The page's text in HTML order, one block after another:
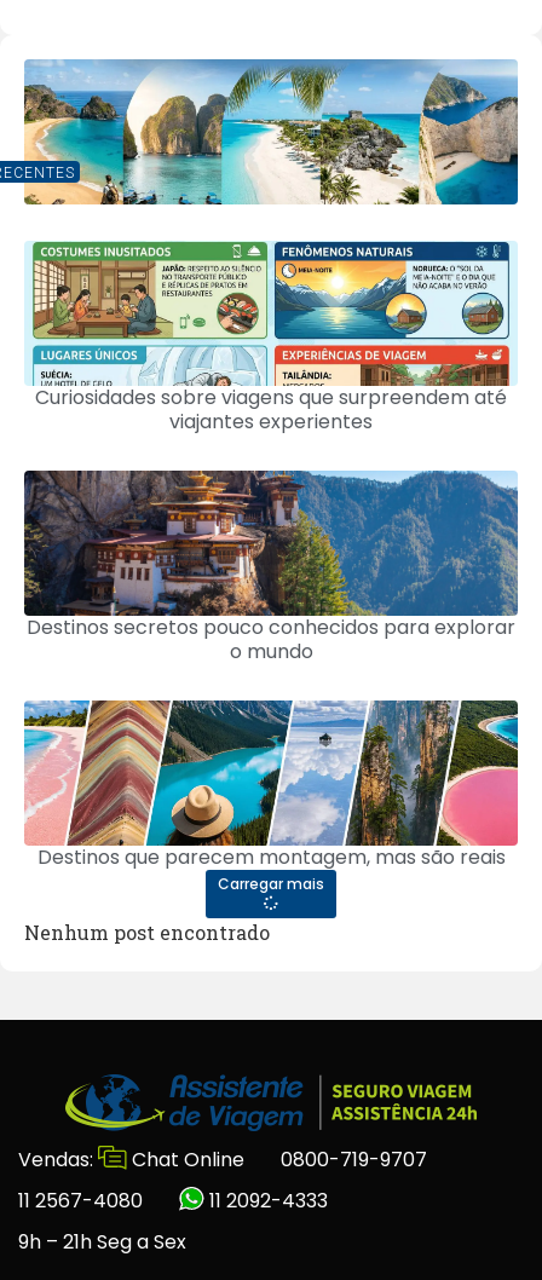
Curiosidades sobre viagens que surpreendem até
viajantes experientes
Destinos secretos pouco conhecidos para explorar
o mundo
Destinos que parecem montagem, mas são reais
Carregar mais
Nenhum post encontrado
Vendas: Chat Online
0800-719-9707
11 2567-4080
11 2092-4333
9h – 21h Seg a Sex